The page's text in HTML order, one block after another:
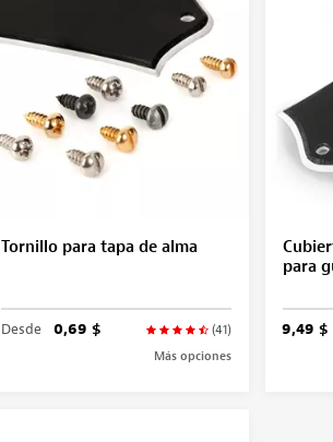
Tornillo para tapa de alma
(41)
Desde 0,69 $
Más opciones
para
9,49 $